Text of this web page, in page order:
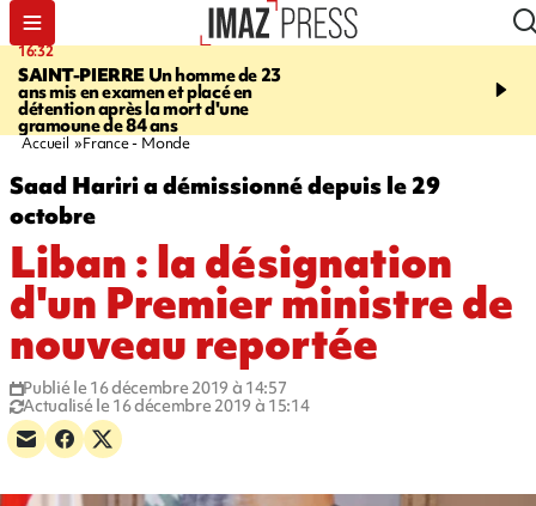
16:32
SAINT-PIERREUn homme de 23
ans mis en examen et placé en
détention après la mort d'une
gramoune de 84 ans
21:08
et Turquie scellent un
Accueil France - Monde
Saad Hariri a démissionné depuis le 29
octobre
Liban : la désignation
d'un Premier ministre de
nouveau reportée
Publié le 16 décembre 2019 à 14:57
Actualisé le 16 décembre 2019 à 15:14